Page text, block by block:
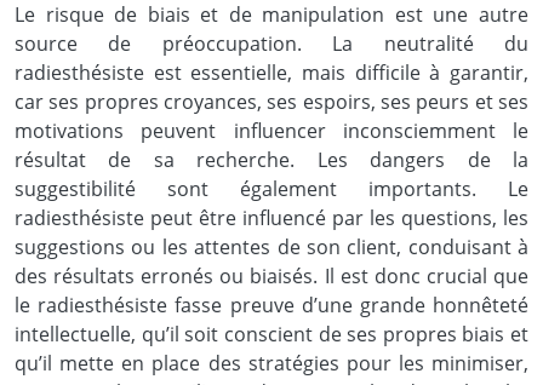
Le risque de biais et de manipulation est une autre
source de préoccupation. La neutralité du
radiesthésiste est essentielle, mais difficile à garantir,
car ses propres croyances, ses espoirs, ses peurs et ses
motivations peuvent influencer inconsciemment le
résultat de sa recherche. Les dangers de la
suggestibilité sont également importants. Le
radiesthésiste peut être influencé par les questions, les
suggestions ou les attentes de son client, conduisant à
des résultats erronés ou biaisés. Il est donc crucial que
le radiesthésiste fasse preuve d’une grande honnêteté
intellectuelle, qu’il soit conscient de ses propres biais et
qu’il mette en place des stratégies pour les minimiser,